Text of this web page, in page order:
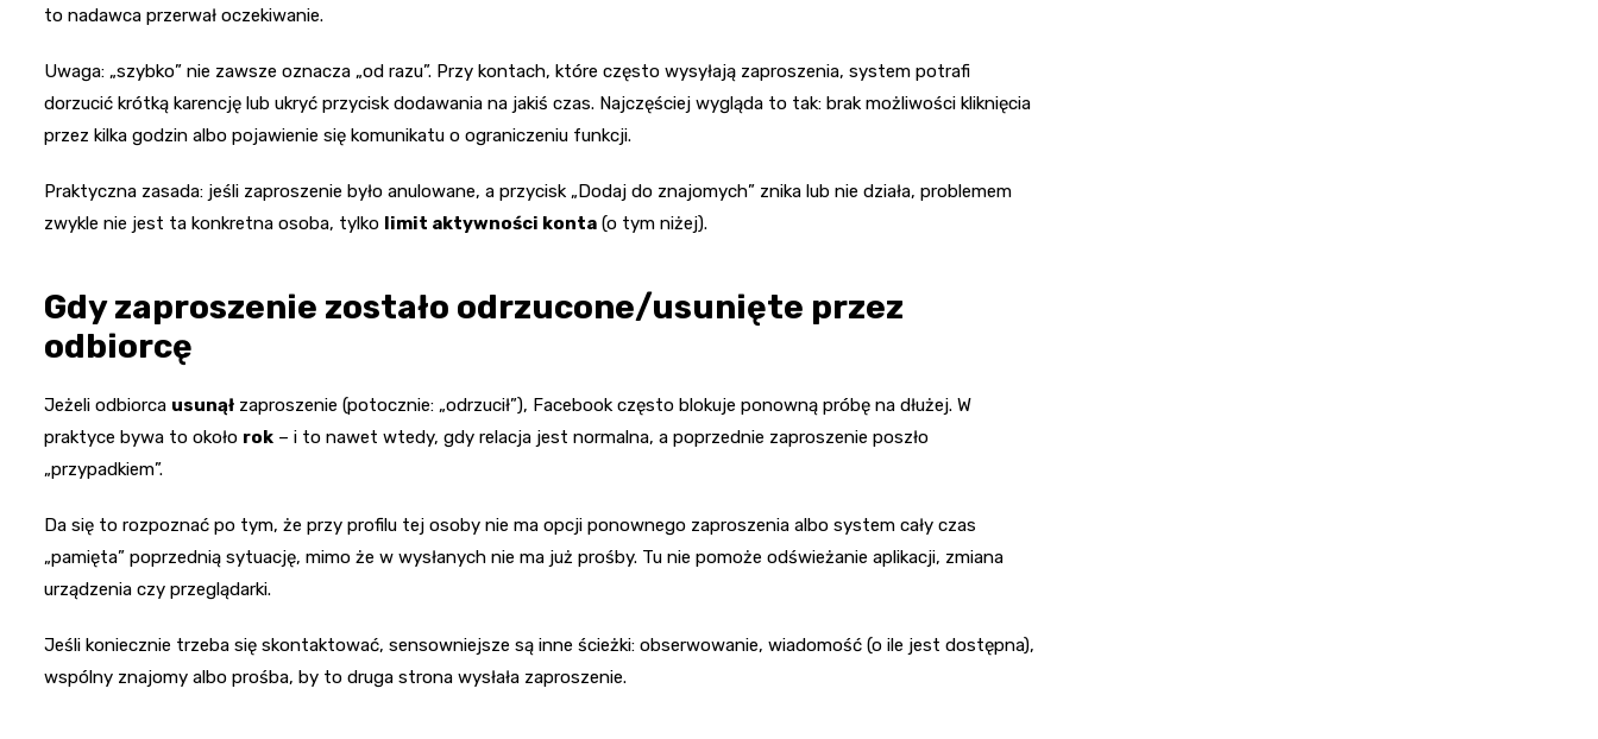
to nadawca przerwał oczekiwanie.
Uwaga: „szybko” nie zawsze oznacza „od razu”. Przy kontach, które często wysyłają zaproszenia, system potrafi
dorzucić krótką karencję lub ukryć przycisk dodawania na jakiś czas. Najczęściej wygląda to tak: brak możliwości kliknięcia
przez kilka godzin albo pojawienie się komunikatu o ograniczeniu funkcji.
Praktyczna zasada: jeśli zaproszenie było anulowane, a przycisk „Dodaj do znajomych” znika lub nie działa, problemem
zwykle nie jest ta konkretna osoba, tylko limit aktywności konta (o tym niżej).
Gdy zaproszenie zostało odrzucone/usunięte przez
odbiorcę
Jeżeli odbiorca usunął zaproszenie (potocznie: „odrzucił”), Facebook często blokuje ponowną próbę na dłużej. W
praktyce bywa to około rok – i to nawet wtedy, gdy relacja jest normalna, a poprzednie zaproszenie poszło
„przypadkiem”.
Da się to rozpoznać po tym, że przy profilu tej osoby nie ma opcji ponownego zaproszenia albo system cały czas
„pamięta” poprzednią sytuację, mimo że w wysłanych nie ma już prośby. Tu nie pomoże odświeżanie aplikacji, zmiana
urządzenia czy przeglądarki.
Jeśli koniecznie trzeba się skontaktować, sensowniejsze są inne ścieżki: obserwowanie, wiadomość (o ile jest dostępna),
wspólny znajomy albo prośba, by to druga strona wysłała zaproszenie.